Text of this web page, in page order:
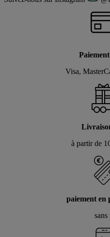
Visa,
à partir de
paiement en
sans